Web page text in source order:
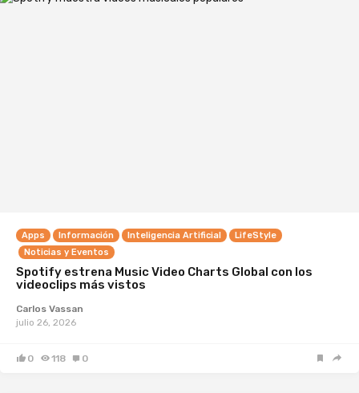
Apps Información Inteligencia Artificial
LifeStyle
Noticias y Eventos
Spotify estrena Music Video Charts Global con los
videoclips más vistos
Carlos Vassan
julio 26, 2026
0 118 0